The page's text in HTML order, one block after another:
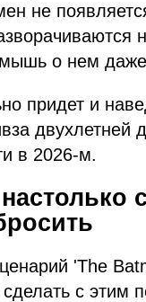
не
мышь о нем
придет и
двухлетней
в 2026-м.
'The
с этим